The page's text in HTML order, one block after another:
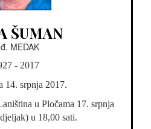
ŠUMAN
MEDAK
- 2017
14. srpnja 2017.
u Pločama 17. srpnja
u 18,00 sati.